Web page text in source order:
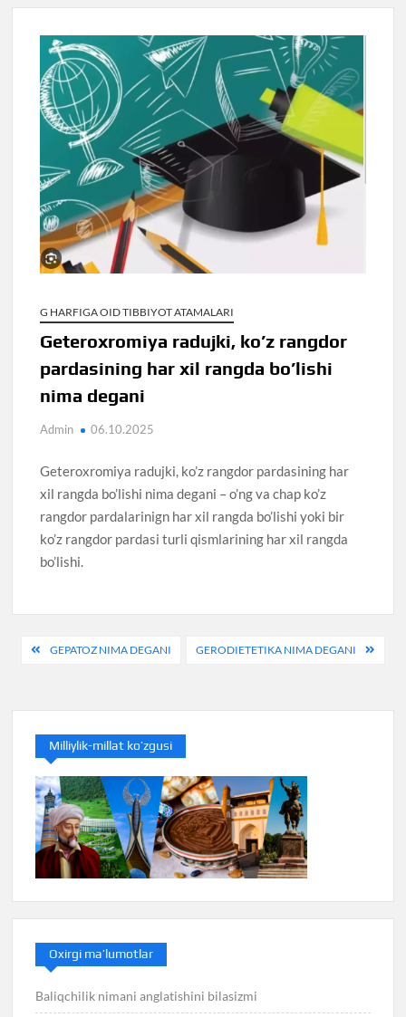
G HARFIGA OID TIBBIYOT ATAMALARI
Geteroxromiya radujki, ko’z rangdor
pardasining har xil rangda bo’lishi
nima degani
Admin 06.10.2025
Geteroxromiya radujki, ko’z rangdor pardasining har
xil rangda bo’lishi nima degani – o’ng va chap ko’z
rangdor pardalarinign har xil rangda bo’lishi yoki bir
ko’z rangdor pardasi turli qismlarining har xil rangda
bo’lishi.
PostGEPATOZ NIMA DEGANI GERODIETETIKA NIMA DEGANI
Milliylik-millat ko’zgusi
Oxirgi ma’lumotlar
Baliqchilik nimani anglatishini bilasizmi